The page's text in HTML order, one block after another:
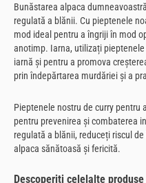
Bunăstarea alpaca
regulată a blănii. Cu pieptenele
mod ideal pentru a îngriji în mod
anotimp. Iarna, utilizați
iarnă și pentru a promova
prin îndepărtarea murdăriei și a
Pieptenele nostru de curry pentru
pentru prevenirea și combaterea
regulată a blănii, reduceți riscul
alpaca sănătoasă și fericită.
Descoperiți celelalte